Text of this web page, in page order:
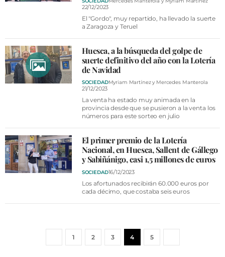
22/12/2023
El "Gordo", muy repartido, ha llevado la suerte
a Zaragoza y Teruel
Huesca, a la búsqueda del golpe de
suerte definitivo del año con la Lotería
de Navidad
SOCIEDADMyriam Martínez y Mercedes Manterola
21/12/2023
La venta ha estado muy animada en la
provincia desde que se pusieron a la venta los
números para este sorteo en julio
El primer premio de la Lotería
Nacional, en Huesca, Sallent de Gállego
y Sabiñánigo, casi 1,5 millones de euros
SOCIEDAD16/12/2023
Los afortunados recibirán 60.000 euros por
cada décimo, que costaba seis euros
1 2 3 4 5